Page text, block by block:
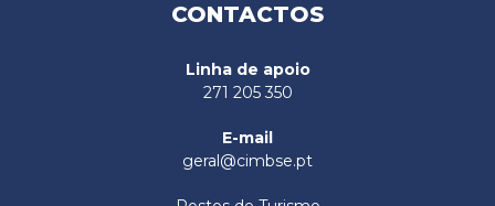
CONTACTOS
Linha de apoio
271 205 350
E-mail
geral@cimbse.pt